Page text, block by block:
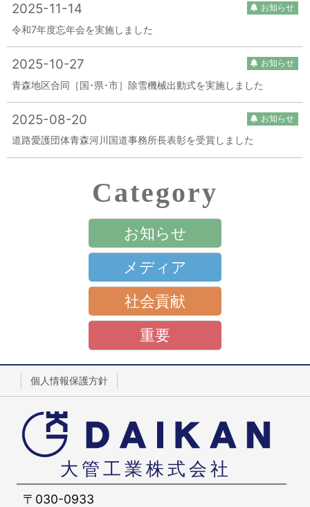
2025-11-14 お知らせ
令和7年度忘年会を実施しました
2025-10-27 お知らせ
青森地区合同［国･県･市］除雪機械出動式を実施しました
2025-08-20 お知らせ
道路愛護団体青森河川国道事務所長表彰を受賞しました
Category
お知らせ
メディア
社会貢献
重要
個人情報保護方針
大管工業株式会社
〒030-0933